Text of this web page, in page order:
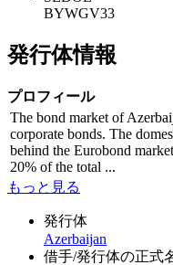
BYWGV33
発行体情報
プロフィール
The bond market of
corporate bonds. The
behind the Eurobond
20% of the total ...
もっと見る
発行体
Azerbaijan
借手/発行体の正式